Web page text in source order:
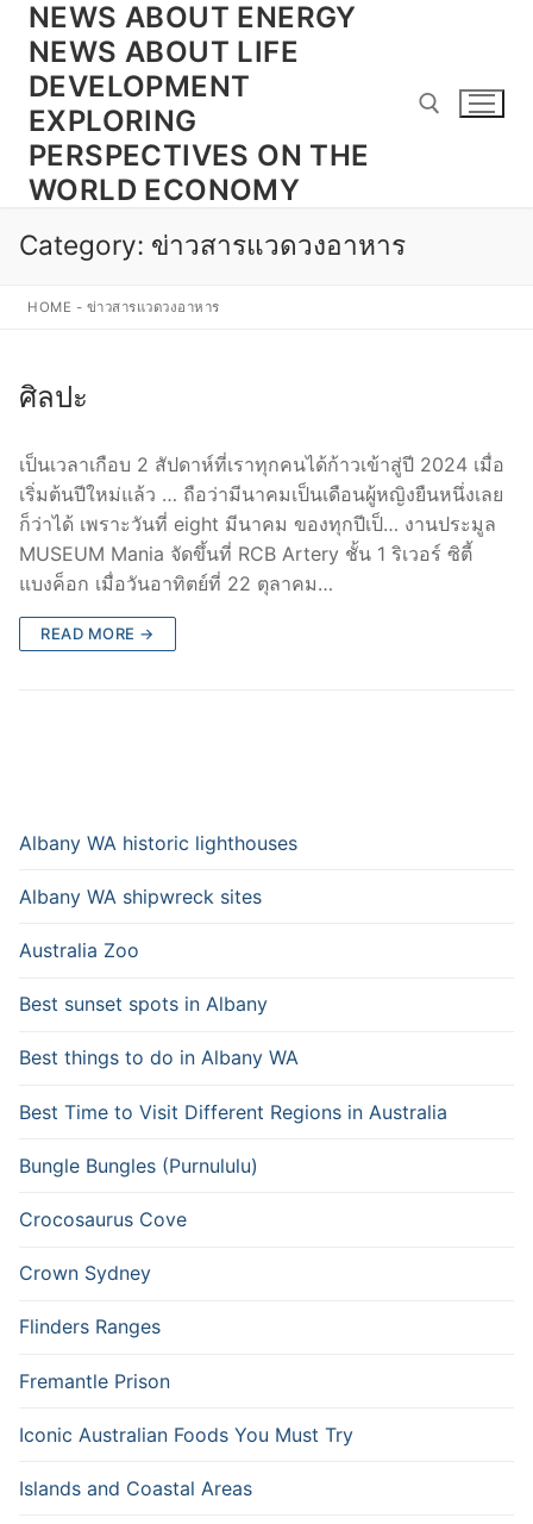
Skip
content
NEWS ABOUT ENERGY
NEWS ABOUT LIFE
DEVELOPMENT
EXPLORING
PERSPECTIVES ON THE
WORLD ECONOMY
Search for:
Category: ข่าวสารแวดวงอาหาร
HOME - ข่าวสารแวดวงอาหาร
ศิลปะ
เป็นเวลาเกือบ 2 สัปดาห์ที่เราทุกคนได้ก้าวเข้าสู่ปี 2024 เมื่อ
เริ่มต้นปีใหม่แล้ว … ถือว่ามีนาคมเป็นเดือนผู้หญิงยืนหนึ่งเลย
ก็ว่าได้ เพราะวันที่ eight มีนาคม ของทุกปีเป็… งานประมูล
MUSEUM Mania จัดขึ้นที่ RCB Artery ชั้น 1 ริเวอร์ ซิตี้
แบงค็อก เมื่อวันอาทิตย์ที่ 22 ตุลาคม…
READ MORE →
Albany WA historic lighthouses
Albany WA shipwreck sites
Australia Zoo
Best sunset spots in Albany
Best things to do in Albany WA
Best Time to Visit Different Regions in Australia
Bungle Bungles (Purnululu)
Crocosaurus Cove
Crown Sydney
Flinders Ranges
Fremantle Prison
Iconic Australian Foods You Must Try
Islands and Coastal Areas